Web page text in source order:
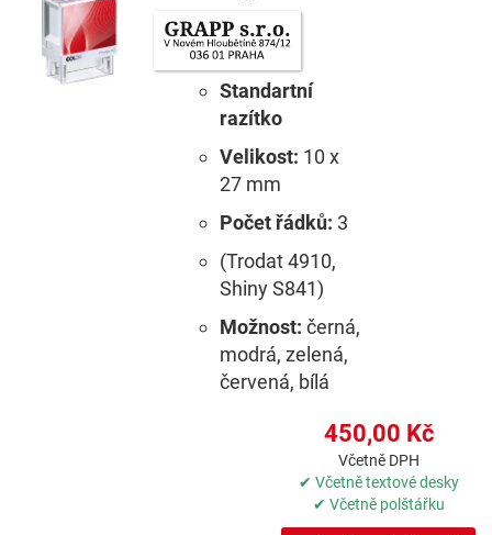
Standartní
razítko
Velikost: 10 x
27 mm
Počet řádků: 3
(Trodat 4910,
Shiny S841)
Možnost: černá,
modrá, zelená,
červená, bílá
450,00 Kč
Včetně DPH
✔ Včetně textové desky
✔ Včetně polštářku